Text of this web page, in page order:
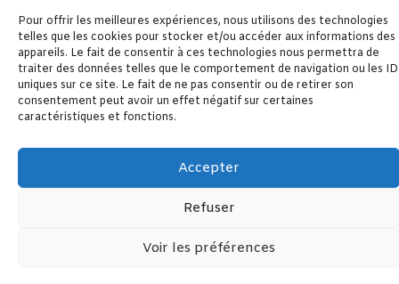
Pour offrir les meilleures expériences, nous utilisons des technologies
telles que les cookies pour stocker et/ou accéder aux informations des
appareils. Le fait de consentir à ces technologies nous permettra de
traiter des données telles que le comportement de navigation ou les ID
uniques sur ce site. Le fait de ne pas consentir ou de retirer son
consentement peut avoir un effet négatif sur certaines
caractéristiques et fonctions.
Accepter
Refuser
Voir les préférences
Webdesigner ( 521710384)